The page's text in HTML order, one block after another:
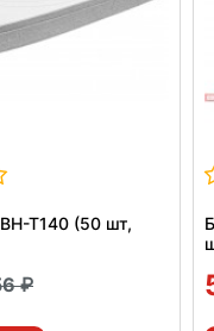
T140 (50 шт,